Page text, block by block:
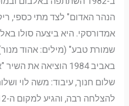
הנהר האדום" לצד מתי כספי,
אמדורסקי. היא ביצעה סולו
שמורת טבע" (מילים: אהוד
באביב 1984 הוציאה את
שלום חנוך, עיבוד: משה לוי